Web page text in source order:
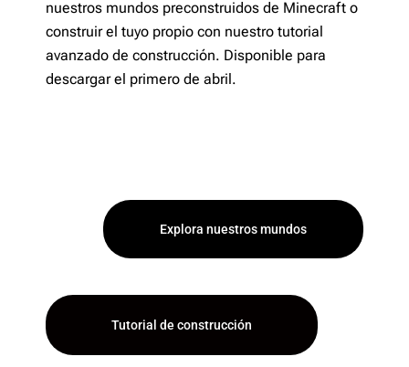
nuestros mundos preconstruidos de Minecraft o
construir el tuyo propio con nuestro tutorial
avanzado de construcción. Disponible para
descargar el primero de abril.
Explora nuestros mundos
Tutorial de construcción